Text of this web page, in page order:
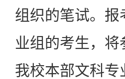
组织的笔试。
业组的考生，
我校本部文科